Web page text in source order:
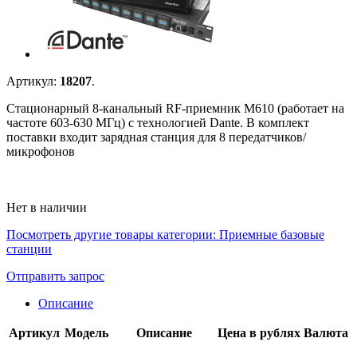
Артикул: 18207.
Стационарный 8-канальный RF-приемник M610 (работает на
частоте 603-630 МГц) с технологией Dante. В комплект
поставки входит зарядная станция для 8 передатчиков/
микрофонов
Нет в наличии
Посмотреть другие товары категории: Приемные базовые
станции
Отправить запрос
Описание
Артикул Модель Описание Цена в рублях Валюта